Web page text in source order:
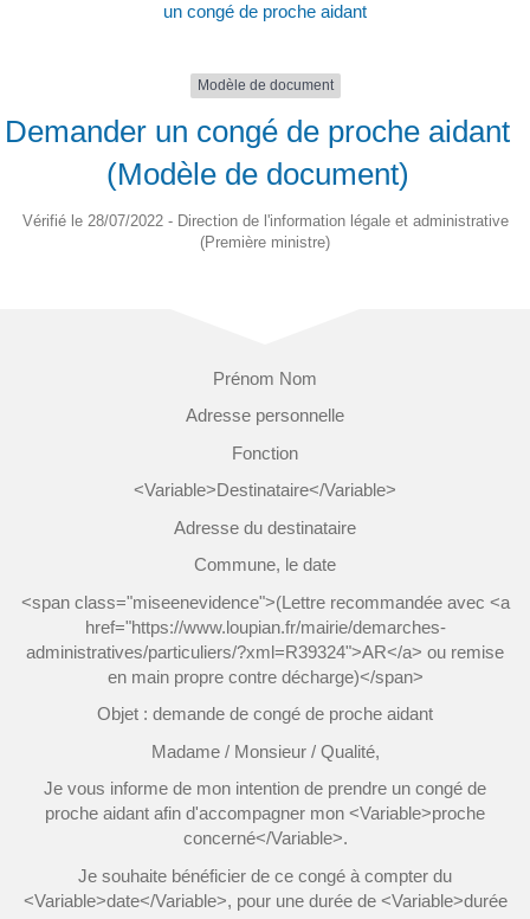
un congé de proche aidant
Modèle de document
Demander un congé de proche aidant
(Modèle de document)
Vérifié le 28/07/2022 - Direction de l'information légale et administrative
(Première ministre)
Prénom Nom
Adresse personnelle
Fonction
<Variable>Destinataire</Variable>
Adresse du destinataire
Commune, le date
<span class="miseenevidence">(Lettre recommandée avec <a
href="https://www.loupian.fr/mairie/demarches-
administratives/particuliers/?xml=R39324">AR</a> ou remise
en main propre contre décharge)</span>
Objet : demande de congé de proche aidant
Madame / Monsieur / Qualité,
Je vous informe de mon intention de prendre un congé de
proche aidant afin d'accompagner mon <Variable>proche
concerné</Variable>.
Je souhaite bénéficier de ce congé à compter du
<Variable>date</Variable>, pour une durée de <Variable>durée